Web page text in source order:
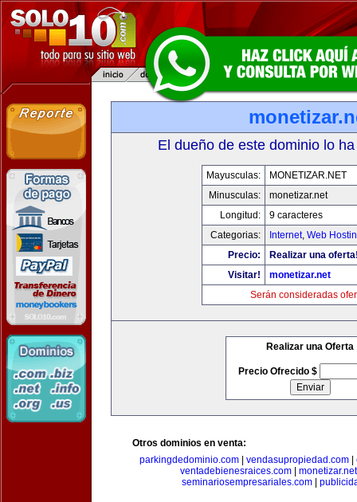
El dueño de este dominio lo
Mayusculas:
MONETIZAR.NET
Minusculas:
monetizar.net
Longitud:
9 caracteres
Categorias:
Internet, Web
Precio:
Realizar una
Visitar!
monetizar.net
Serán consideradas
Realizar una Oferta
Precio Ofrecido $
Otros dominios en venta:
parkingdedominio.com| vendasupropiedad.com|
ventadebienesraices.com
monetizar.net
seminariosempresariales.com